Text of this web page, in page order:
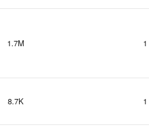
1.7M 1
8.7K 1